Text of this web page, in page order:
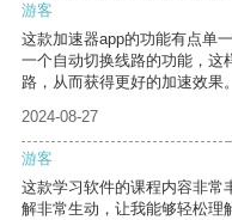
游客
这款加速器app的功能有点单
一个自动切换线路的功能，这
路，从而获得更好的加速效果。
2024-08-27
游客
这款学习软件的课程内容非常
解非常生动，让我能够轻松理